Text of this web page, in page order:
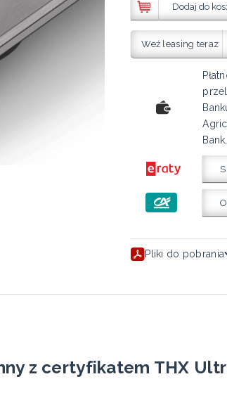
Dodaj do
Weź leasing teraz
Pliki do pobrania
z certyfikatem THX